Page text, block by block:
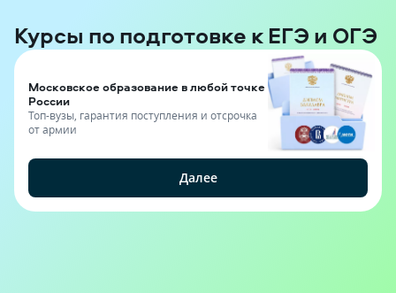
Курсы по подготовке к ЕГЭ и ОГЭ
Московское образование в любой точке
России
Топ-вузы, гарантия поступления и отсрочка
от армии
Далее